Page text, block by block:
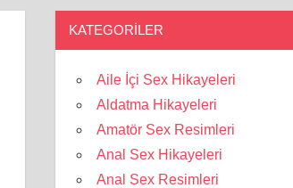
KATEGORILER
Aile İçi Sex Hikayeleri
Aldatma Hikayeleri
Amatör Sex Resimleri
Anal Sex Hikayeleri
Anal Sex Resimleri